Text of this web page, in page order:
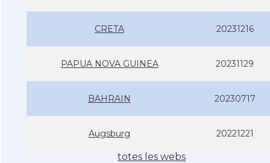
CRETA 20231216
PAPUA NOVA GUINEA 20231129
BAHRAIN 20230717
Augsburg 20221221
totes les webs